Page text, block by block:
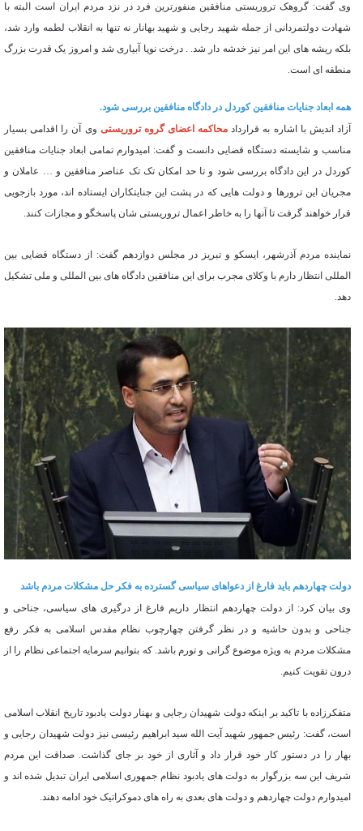
وی گفت: گروهک تروریستی منافقین منفورترین فرد در نزد مردم ایران است البته با
شهادت دولتمردانی از جمله شهید رجایی و شهید بهانار نه تنها به انقلاب لطمه وارد شد،
بلکه ریشه های این امر نیز خدشه دار شد. . درخت نوپا آبیاری شد و امروز یک قدرت بزرگ
منطقه ای است.
همه ابعاد جنایات منافقین کوردل در دادگاه منافقین بررسی شود.
آزاد اندیش با اشاره به قرارداد محاکمه اعضای گروه تروریستی وی آن را اقدامی بسیار
مناسب و شایسته دستگاه قضایی دانست و گفت: امیدوارم تمامی ابعاد جنایات منافقین
کوردل در این دادگاه بررسی شود و تا حد امکان تک تک عناصر منافقین و … عاملان و
مجریان این ترورها و دولت هایی که در پشت این جنایتکاران ایستاده اند، مورد بازجویی
قرار خواهند گرفت تا آنها را به خاطر اعمال تروریستی شان پاسخگو و مجازات کنند.
نماینده مردم آذرشهر، ایسکو و تبریز در مجلس دوازدهم گفت: از دستگاه قضایی بین
المللی انتظار دارم با وکلای مجرب برای این منافقین دادگاه های بین المللی و ملی تشکیل
دهد.
دولت چهاردهم باید فارغ از دعواهای سیاسی گسترده به فکر حل مشکلات مردم باشد
وی بیان کرد: از دولت چهاردهم انتظار داریم فارغ از درگیری های سیاسی، جناحی و
جناحی و بدون حاشیه و در نظر گرفتن چهارچوب نظام مقدس اسلامی به فکر رفع
مشکلات مردم به ویژه موضوع گرانی و تورم باشد. که بتوانیم سرمایه اجتماعی نظام را از
درون تقویت کنیم.
متفکرزاده با تاکید بر اینکه دولت شهیدان رجایی و بهنار دولت یادبود تاریخ انقلاب اسلامی
است، گفت: رئیس جمهور شهید آیت الله سید ابراهیم رئیسی نیز دولت شهیدان رجایی و
بهار را در دستور کار خود قرار داد و آثاری از خود بر جای گذاشت. صداقت این مردم
شریف این سه بزرگوار به دولت های یادبود نظام جمهوری اسلامی ایران تبدیل شده اند و
امیدوارم دولت چهاردهم و دولت های بعدی به راه های دموکراتیک خود ادامه دهند.